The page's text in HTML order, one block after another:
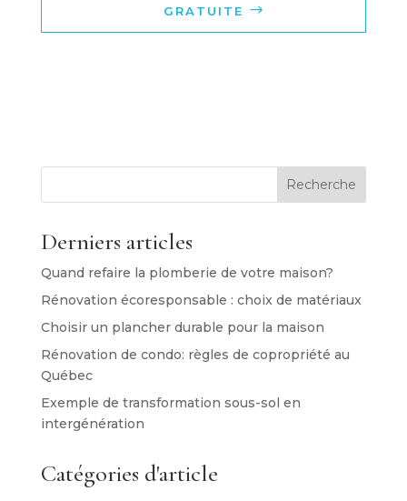
gratuite
Recherche
Derniers articles
Quand refaire la plomberie de votre maison?
Rénovation écoresponsable : choix de matériaux
Choisir un plancher durable pour la maison
Rénovation de condo: règles de copropriété au
Québec
Exemple de transformation sous-sol en
intergénération
Catégories d'article